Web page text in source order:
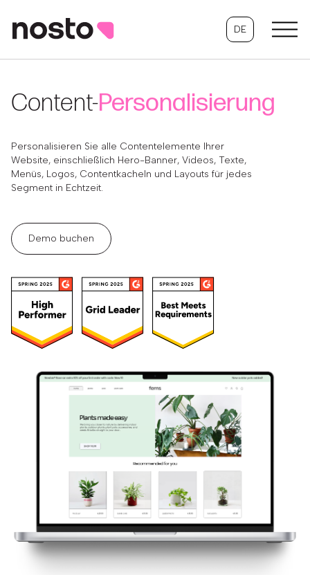
DE
Content-Personalisierung
Personalisieren Sie alle Contentelemente Ihrer
Website, einschließlich Hero-Banner, Videos, Texte,
Menüs, Logos, Contentkacheln und Layouts für jedes
Segment in Echtzeit.
Demo buchen